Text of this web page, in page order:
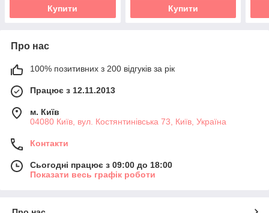
Купити Купити
Про нас
100% позитивних з 200 відгуків за рік
Працює з 12.11.2013
м. Київ
04080 Київ, вул. Костянтинівська 73, Київ, Україна
Контакти
Сьогодні працює з 09:00 до 18:00
Показати весь графік роботи